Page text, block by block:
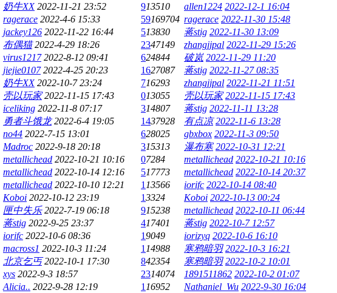
奶牛XX 2022-11-21 23:52 913510 allen1224 2022-12-1 16:04
ragerace 2022-4-6 15:33 59169704 ragerace 2022-11-30 15:48
jackey126 2022-11-22 16:44 513830 蒋stig 2022-11-30 13:09
布偶猫 2022-4-29 18:26 2347149 zhangjjpal 2022-11-29 15:26
virus1217 2022-8-12 09:41 624844 破岚 2022-11-29 11:20
jiejie0107 2022-4-25 20:23 1627087 蒋stig 2022-11-27 08:35
奶牛XX 2022-10-7 23:24 716293 zhangjjpal 2022-11-21 11:51
壳以玩家 2022-11-15 17:43 013055 壳以玩家 2022-11-15 17:43
iceliking 2022-11-8 07:17 314807 蒋stig 2022-11-11 13:28
勇者斗饿龙 2022-6-4 19:05 1437928 有点凉 2022-11-6 13:28
no44 2022-7-15 13:01 628025 gbxbox 2022-11-3 09:50
Madroc 2022-9-18 20:18 315313 瀑布寒 2022-10-31 12:21
metallichead 2022-10-21 10:16 07284 metallichead 2022-10-21 10:16
metallichead 2022-10-14 12:16 517773 metallichead 2022-10-14 20:37
metallichead 2022-10-10 12:21 1 13566 iorifc 2022-10-14 08:40
Koboi 2022-10-12 23:19 13324 Koboi 2022-10-13 00:24
匣中失乐 2022-7-19 06:18 915238 metallichead 2022-10-11 06:44
蒋stig 2022-9-25 23:37 417401 蒋stig 2022-10-7 12:57
iorifc 2022-10-6 08:36 19049 iorizyq 2022-10-6 16:10
macross1 2022-10-3 11:24 1 14988 寒鸦暗羽 2022-10-3 16:21
北京乞丐 2022-10-1 17:30 842354 寒鸦暗羽 2022-10-2 10:01
xys 2022-9-3 18:57 2314074 1891511862 2022-10-2 01:07
Alicia.. 2022-9-28 12:19 1 16952 Nathaniel_Wu 2022-9-30 16:04